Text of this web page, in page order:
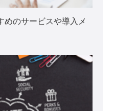
めのサービスや導入メ